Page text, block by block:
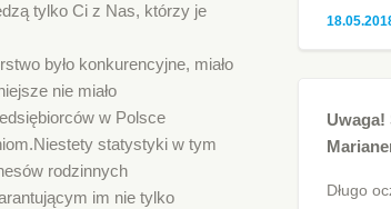
tylko Ci z Nas, którzy je
było konkurencyjne, miało
nie miało
w Polsce
statystyki w tym
rodzinnych
im nie tylko
Uwaga!
Długo